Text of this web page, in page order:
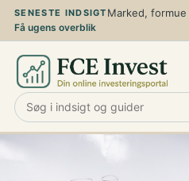
Spring
indhold
SENESTE INDSIGT
Få ugens overblik